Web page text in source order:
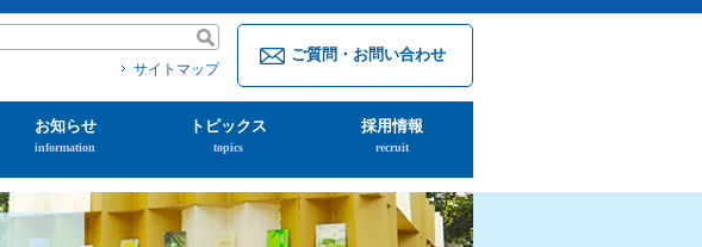
ご質問・お問い合わせ
サイトマップ
お知らせ
information
トピックス
topics
採用情報
recruit